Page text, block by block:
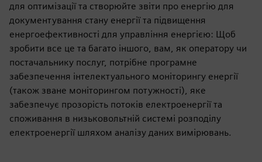
для оптимізації та створюйте звіти про енергію для
документування стану енергії та підвищення
енергоефективності для управління енергією: Щоб
зробити все це та багато іншого, вам, як оператору чи
постачальнику послуг, потрібне програмне
забезпечення інтелектуального моніторингу енергії
(також зване моніторингом потужності), яке
забезпечує прозорість потоків електроенергії та
споживання в низьковольтній системі розподілу
електроенергії шляхом аналізу даних вимірювань.